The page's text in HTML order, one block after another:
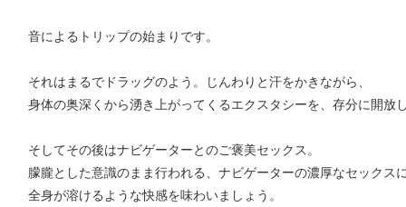
音によるトリップの始まりです。
それはまるでドラッグのよう。じんわりと汗をかきながら、
身体の奥深くから湧き上がってくるエクスタシーを、存分に開放
そしてその後はナビゲーターとのご褒美セックス。
朦朧とした意識のまま行われる、ナビゲーターの濃厚なセックス
全身が溶けるような快感を味わいましょう。